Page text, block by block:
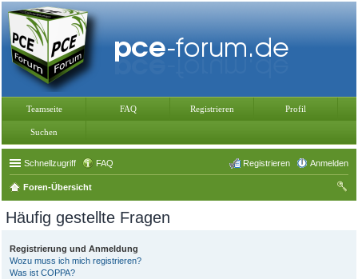
Teamseite FAQ Registrieren Profil
Suchen
Schnellzugriff FAQ Anmelden
Registrieren
Foren-Übersicht
Häufig gestellte Fragen
Registrierung und Anmeldung
Wozu muss ich mich registrieren?
Was ist COPPA?